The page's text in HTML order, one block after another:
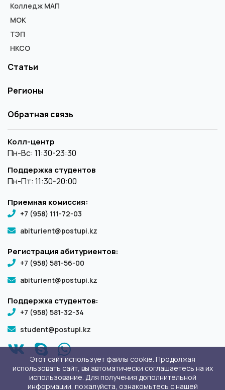
Колледж МАП
МОК
ТЭП
НКСО
Статьи
Регионы
Обратная связь
Колл-центр
Пн-Вс: 11:30-23:30
Поддержка студентов
Пн-Пт: 11:30-20:00
Приемная комиссия:
+7 (958) 111-72-03
abiturient@postupi.kz
Регистрация абитуриентов:
+7 (958) 581-56-00
abiturient@postupi.kz
Поддержка студентов:
+7 (958) 581-32-34
student@postupi.kz
Этот сайт использует файлы cookie. Продолжая
использовать сайт, вы автоматически соглашаетесь на их
использование. Для получения дополнительной
информации, пожалуйста, ознакомьтесь с нашей